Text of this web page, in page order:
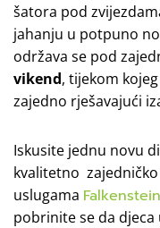
šatora pod
jahanju u potpuno
održava se pod
vikend, tijekom
zajedno rješavajući
Iskusite jednu novu
kvalitetno
uslugama
pobrinite se da djeca